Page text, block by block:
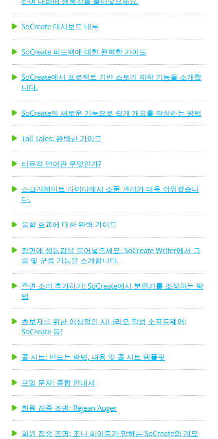
SoCreate 대시보드 내부
SoCreate 피드백에 대한 완벽한 가이드
SoCreate에서 프로젝트 기반 스토리 제작 기능을 소개합
니다.
SoCreate의 새로운 기능으로 쉽게 개요를 작성하는 방법
Tall Tales: 완벽한 가이드
비유적 언어란 무엇인가?
소크리에이트 라이터에서 소품 관리가 더욱 쉬워졌습니
다.
음향 효과에 대한 완벽 가이드
장면에 생동감을 불어넣으세요: SoCreate Writer에서 그
룹 및 군중 기능을 소개합니다.
주변 소리 추가하기: SoCreate에서 분위기를 조성하는 방
법
초보자를 위한 이상적인 시나리오 작성 소프트웨어:
SoCreate 등!
콜 시트: 만드는 방법, 내용 및 콜 시트 템플릿
포일 문자: 종합 안내서
회원 집중 조명: Réjean Auger
회원 집중 조명: 조니 화이트가 말하는 SoCreate의 개요